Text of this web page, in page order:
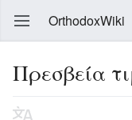
OrthodoxWiki
Πρεσβεία